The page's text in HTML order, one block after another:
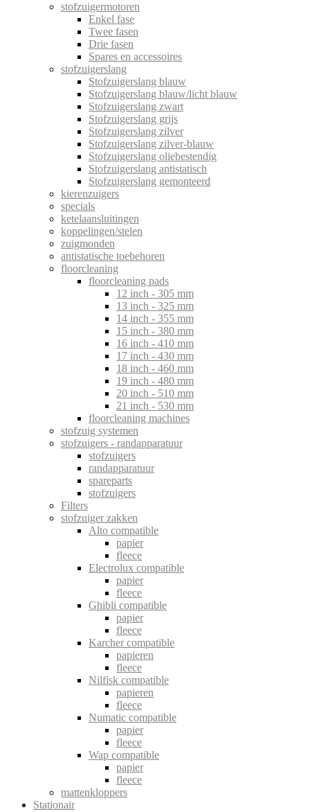
stofzuigermotoren
Enkel fase
Twee fasen
Drie fasen
Spares en accessoires
stofzuigerslang
Stofzuigerslang blauw
Stofzuigerslang blauw/licht blauw
Stofzuigerslang zwart
Stofzuigerslang grijs
Stofzuigerslang zilver
Stofzuigerslang zilver-blauw
Stofzuigerslang oliebestendig
Stofzuigerslang antistatisch
Stofzuigerslang gemonteerd
kierenzuigers
specials
ketelaansluitingen
koppelingen/stelen
zuigmonden
antistatische toebehoren
floorcleaning
floorcleaning pads
12 inch - 305 mm
13 inch - 325 mm
14 inch - 355 mm
15 inch - 380 mm
16 inch - 410 mm
17 inch - 430 mm
18 inch - 460 mm
19 inch - 480 mm
20 inch - 510 mm
21 inch - 530 mm
floorcleaning machines
stofzuig systemen
stofzuigers - randapparatuur
stofzuigers
randapparatuur
spareparts
stofzuigers
Filters
stofzuiger zakken
Alto compatible
papier
fleece
Electrolux compatible
papier
fleece
Ghibli compatible
papier
fleece
Karcher compatible
papieren
fleece
Nilfisk compatible
papieren
fleece
Numatic compatible
papier
fleece
Wap compatible
papier
fleece
mattenkloppers
Stationair